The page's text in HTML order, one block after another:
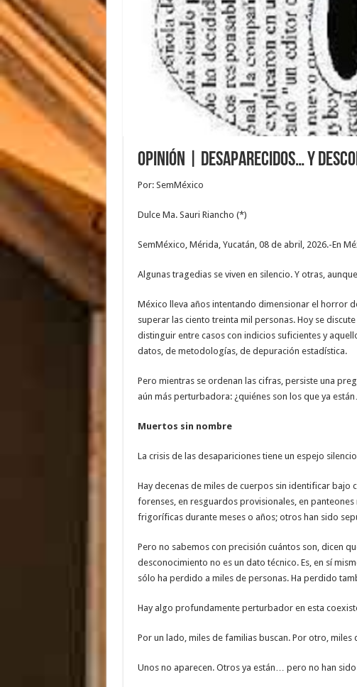
Opinión | Desaparecidos… y
Por: SemMéxico
Dulce Ma. Sauri Riancho (*)
SemMéxico, Mérida, Yucatán, 08 de abril, 2026.-En
Algunas tragedias se viven en silencio. Y otras,
México lleva años intentando dimensionar el horror
superar las ciento treinta mil personas. Hoy se
distinguir entre casos con indicios suficientes y
datos, de metodologías, de depuración estadística.
Pero mientras se ordenan las cifras, persiste una
aún más perturbadora: ¿quiénes son los que ya
Muertos sin nombre
La crisis de las desapariciones tiene un espejo
Hay decenas de miles de cuerpos sin identificar bajo
forenses, en resguardos provisionales, en
frigoríficas durante meses o años; otros han sido
Pero no sabemos con precisión cuántos son, dicen
desconocimiento no es un dato técnico. Es, en sí
sólo ha perdido a miles de personas. Ha perdido
Hay algo profundamente perturbador en esta
Por un lado, miles de familias buscan. Por otro, miles
Unos no aparecen. Otros ya están… pero no han